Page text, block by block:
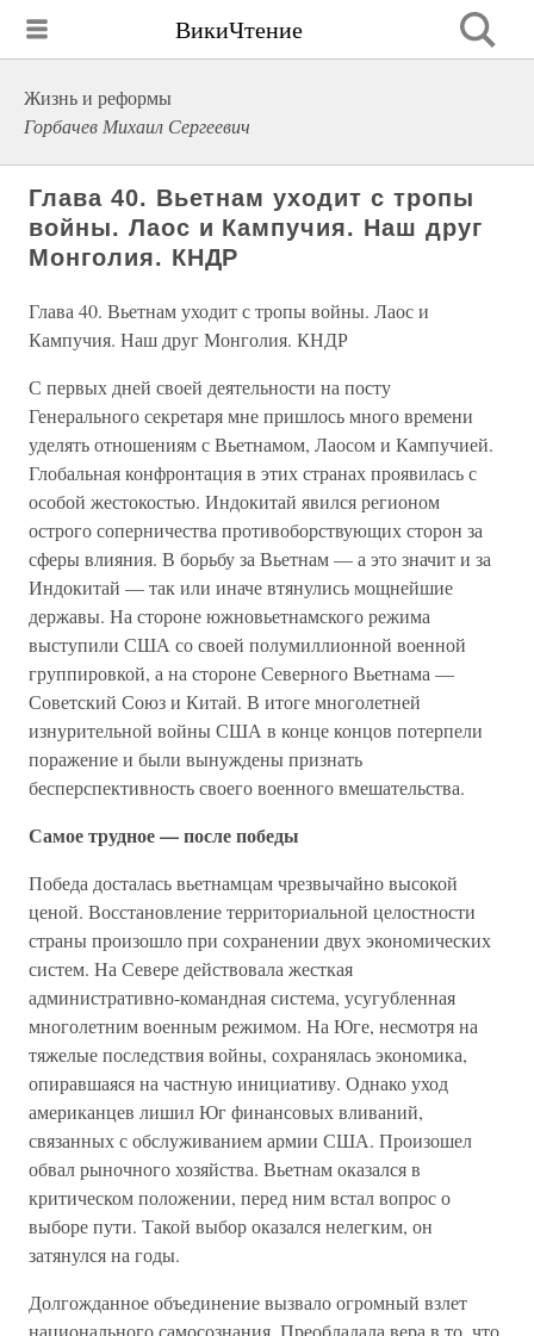
ВикиЧтение
Жизнь и реформы
Горбачев Михаил Сергеевич
Глава 40. Вьетнам уходит с тропы
войны. Лаос и Кампучия. Наш друг
Монголия. КНДР
Глава 40. Вьетнам уходит с тропы войны. Лаос и
Кампучия. Наш друг Монголия. КНДР
С первых дней своей деятельности на посту
Генерального секретаря мне пришлось много времени
уделять отношениям с Вьетнамом, Лаосом и Кампучией.
Глобальная конфронтация в этих странах проявилась с
особой жестокостью. Индокитай явился регионом
острого соперничества противоборствующих сторон за
сферы влияния. В борьбу за Вьетнам — а это значит и за
Индокитай — так или иначе втянулись мощнейшие
державы. На стороне южновьетнамского режима
выступили США со своей полумиллионной военной
группировкой, а на стороне Северного Вьетнама —
Советский Союз и Китай. В итоге многолетней
изнурительной войны США в конце концов потерпели
поражение и были вынуждены признать
бесперспективность своего военного вмешательства.
Самое трудное — после победы
Победа досталась вьетнамцам чрезвычайно высокой
ценой. Восстановление территориальной целостности
страны произошло при сохранении двух экономических
систем. На Севере действовала жесткая
административно-командная система, усугубленная
многолетним военным режимом. На Юге, несмотря на
тяжелые последствия войны, сохранялась экономика,
опиравшаяся на частную инициативу. Однако уход
американцев лишил Юг финансовых вливаний,
связанных с обслуживанием армии США. Произошел
обвал рыночного хозяйства. Вьетнам оказался в
критическом положении, перед ним встал вопрос о
выборе пути. Такой выбор оказался нелегким, он
затянулся на годы.
Долгожданное объединение вызвало огромный взлет
национального самосознания. Преобладала вера в то, что